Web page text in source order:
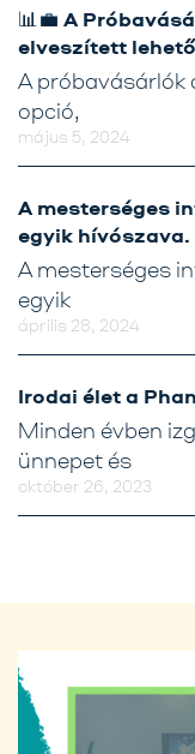
📊💼 A
elveszített
május 5, 2024
A próbavásárlók
opció,
A mesterséges
egyik hívószava.
április 28, 2024
A mesterséges
egyik
Irodai élet a
október 26, 2023
Minden évben
ünnepet és